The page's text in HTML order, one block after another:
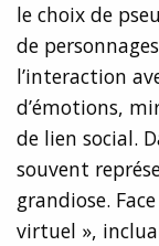
le choix de
de
l’interaction
d’émotions,
de lien social.
souvent
grandiose.
virtuel »,